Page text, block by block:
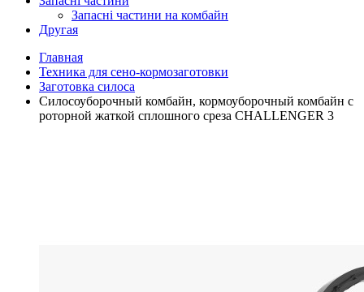
Запасні частини на комбайн
Другая
Главная
Техника для сено-кормозаготовки
Заготовка силоса
Силосоуборочный комбайн, кормоуборочный комбайн с
роторной жаткой сплошного среза CHALLENGER 3